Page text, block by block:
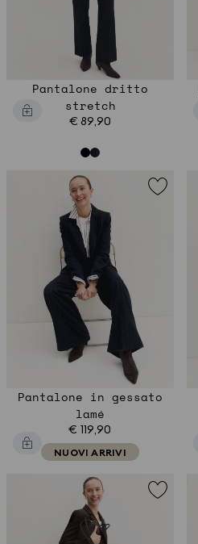
Pantalone dritto
stretch
€ 89,90
Pantalone in gessato
lamé
€ 119,90
NUOVI ARRIVI